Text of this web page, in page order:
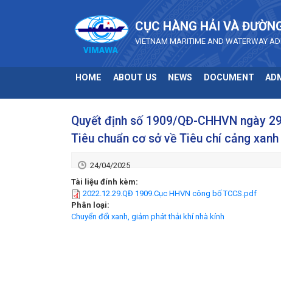
CỤC HÀNG HẢI VÀ
VIETNAM MARITIME AND WATERWAY
HOME ABOUT US NEWS DOCUMENT
Quyết định số 1909/QĐ-CHHVN ngày
Tiêu chuẩn cơ sở về Tiêu chí cảng
24/04/2025
Tài liệu đính kèm:
2022.12.29.QĐ 1909.Cục HHVN công bố TCCS.pdf
Phân loại:
Chuyển đổi xanh, giảm phát thải khí nhà kính